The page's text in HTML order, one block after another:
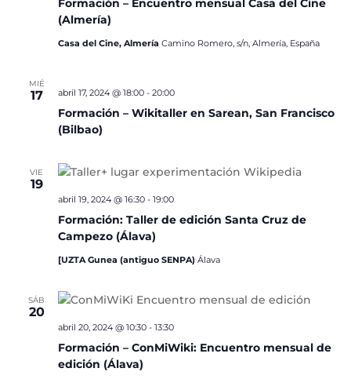
Formación – Encuentro mensual Casa del Cine
(Almería)
Casa del Cine, Almería Camino Romero, s/n, Almería, España
MIÉ
17
Formación – Wikitaller en Sarean, San Francisco
(Bilbao)
abril 17, 2024 @ 18:00- 20:00
VIE
19
Formación: Taller de edición Santa Cruz de
Campezo (Álava)
abril 19, 2024 @ 16:30- 19:00
[UZTA Gunea (antiguo SENPA) Álava
SÁB
20
Formación – ConMiWiki: Encuentro mensual de
edición (Álava)
abril 20, 2024 @ 10:30- 13:30